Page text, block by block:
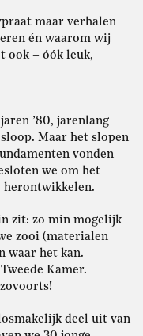
maar verhalen
én waarom wij
ook – óók leuk,
’80, jarenlang
Maar het slopen
vonden
we om het
herontwikkelen.
zit: zo min mogelijk
zooi (materialen
waar het kan.
Kamer.
deel uit van